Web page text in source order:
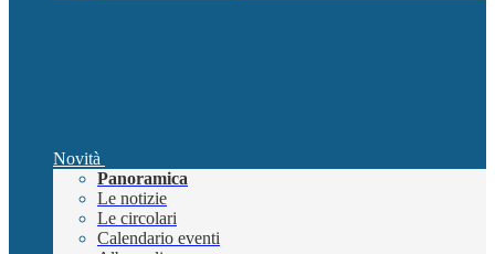
Novità
Panoramica
Le notizie
Le circolari
Calendario eventi